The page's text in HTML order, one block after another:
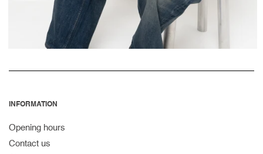
INFORMATION
Opening hours
Contact us